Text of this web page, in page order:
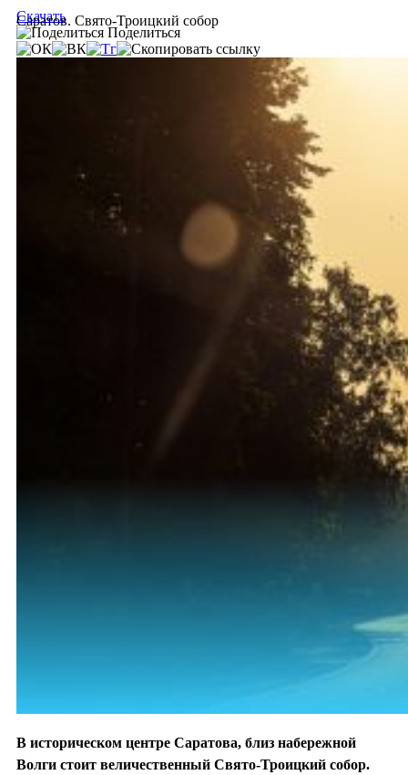
Саратов. Свято-Троицкий собор
Скачать
Поделиться
В историческом центре Саратова, близ набережной
Волги стоит величественный Свято-Троицкий собор.